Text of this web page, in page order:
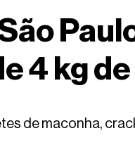
4 kg
de maconha,